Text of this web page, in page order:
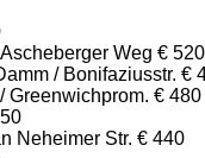
Weg € 520
/ Bonifaziusstr. €
Greenwichprom. € 480
Neheimer Str. € 440